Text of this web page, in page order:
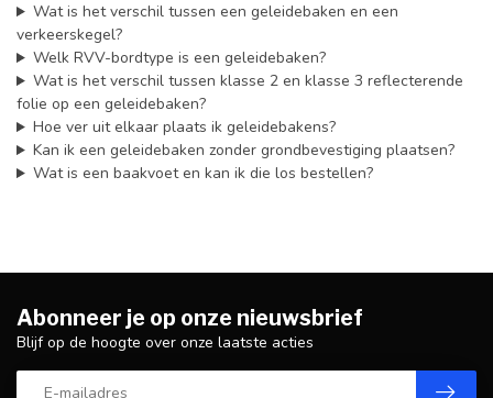
Wat is het verschil tussen een geleidebaken en een
verkeerskegel?
Welk RVV-bordtype is een geleidebaken?
Wat is het verschil tussen klasse 2 en klasse 3 reflecterende
folie op een geleidebaken?
Hoe ver uit elkaar plaats ik geleidebakens?
Kan ik een geleidebaken zonder grondbevestiging plaatsen?
Wat is een baakvoet en kan ik die los bestellen?
Abonneer je op onze nieuwsbrief
Blijf op de hoogte over onze laatste acties